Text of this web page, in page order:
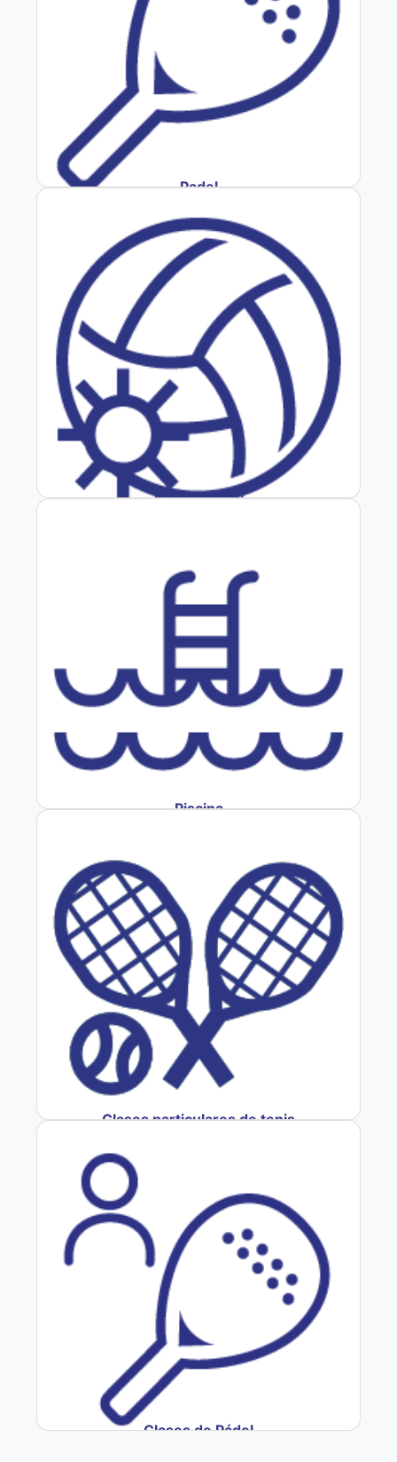
Padel
Beach Volley
Piscina
Clases particulares de tenis
Clases de Pádel